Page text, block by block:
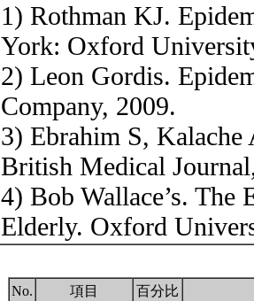
1) Rothman KJ.
York: Oxford
2) Leon Gordis.
Company, 2009.
3) Ebrahim S,
British Medical
4) Bob Wallace’s.
Elderly. Oxford
No. 項目 百分比